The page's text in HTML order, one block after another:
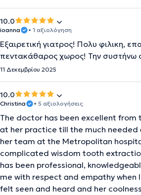
10.0
ioanna • 1 αξιολόγηση
Εξαιρετική γιατρος! Πολυ φιλικη,
πεντακάθαρος χωρος! Την συστήνω
11 Δεκεμβρίου 2025
10.0
Christina • 5 αξιολογήσεις
The doctor has been excellent
at her practice till the much
her team at the Metropolitan
complicated wisdom tooth
has been professional,
me with respect and empathy when
felt seen and heard and her